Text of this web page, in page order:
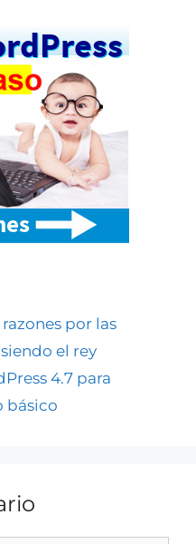
por las
el rey
4.7 para
básico